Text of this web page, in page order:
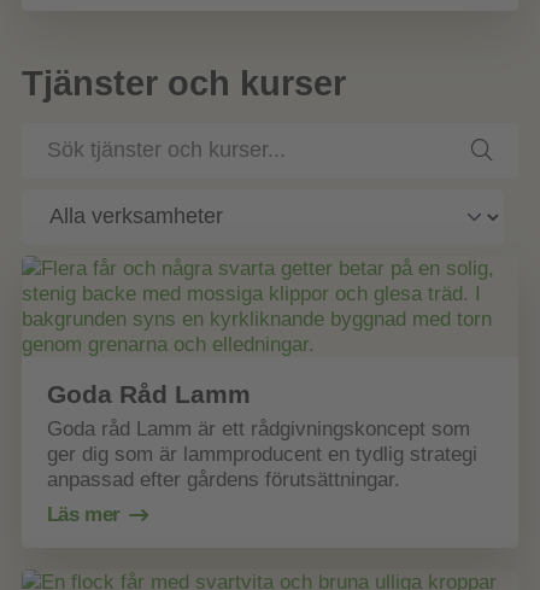
Tjänster och kurser
tjänster
kurser
Goda Råd Lamm
Goda råd Lamm är ett rådgivningskoncept som
ger dig som är lammproducent en tydlig strategi
anpassad efter gårdens förutsättningar.
Läs mer